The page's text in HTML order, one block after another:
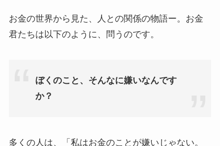
お金の世界から見た、人との関係の物語ー。お金
君たちは以下のように、問うのです。
ぼくのこと、そんなに嫌いなんです
か？
多くの人は、「私はお金のことが嫌いじゃない。